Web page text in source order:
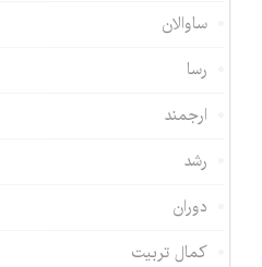
ساوالان
رسا
ارجمند
رشد
دوران
کمال تربیت